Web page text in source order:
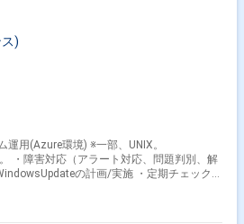
)
用(Azure環境) ※一部、UNIX。
・障害対応（アラート対応、問題判別、解
の計画/実施 ・定期チェック